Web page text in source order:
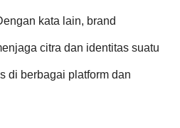
kata lain, brand
citra dan identitas suatu
di berbagai platform dan